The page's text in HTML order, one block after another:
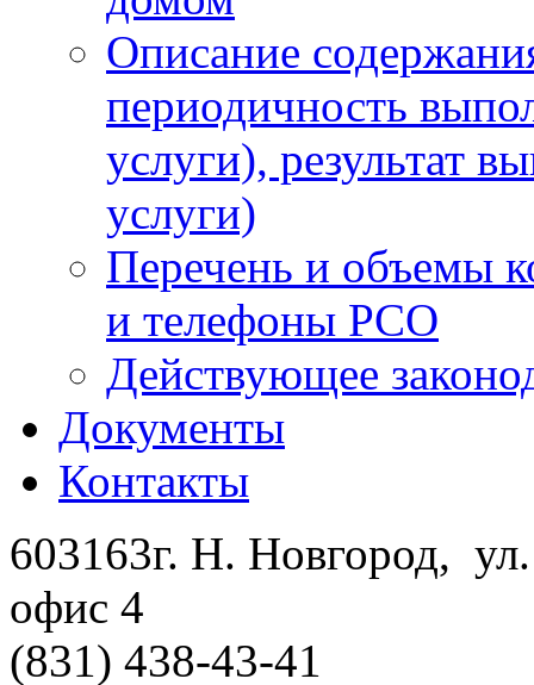
Описание
периодичность
услуги), результат
услуги)
Перечень и объемы
и телефоны РСО
Действующее
Документы
Контакты
603163г. Н. Новгород,
офис 4
(831) 438-43-41